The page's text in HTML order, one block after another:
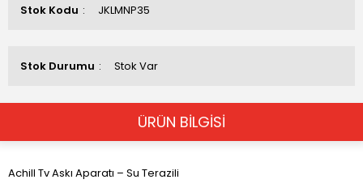
Stok Kodu JKLMNP35
Stok Durumu Stok Var
ÜRÜN BİLGİSİ
Achill Tv Askı Aparatı – Su Terazili